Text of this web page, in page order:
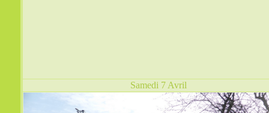
Samedi 7 Avril